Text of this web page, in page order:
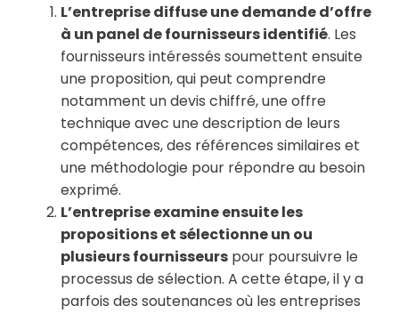
L’entreprise diffuse une demande d’offre
à un panel de fournisseurs identifié. Les
fournisseurs intéressés soumettent ensuite
une proposition, qui peut comprendre
notamment un devis chiffré, une offre
technique avec une description de leurs
compétences, des références similaires et
une méthodologie pour répondre au besoin
exprimé.
L’entreprise examine ensuite les
propositions et sélectionne un ou
plusieurs fournisseurs pour poursuivre le
processus de sélection. A cette étape, il y a
parfois des soutenances où les entreprises